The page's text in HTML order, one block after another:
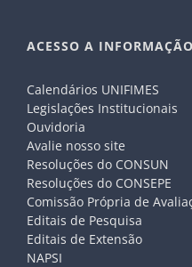
ACESSO A INFORMAÇÃO
Calendários UNIFIMES
Legislações Institucionais
Ouvidoria
Avalie nosso site
Resoluções do CONSUN
Resoluções do CONSEPE
Comissão Própria de
Editais de Pesquisa
Editais de Extensão
NAPSI